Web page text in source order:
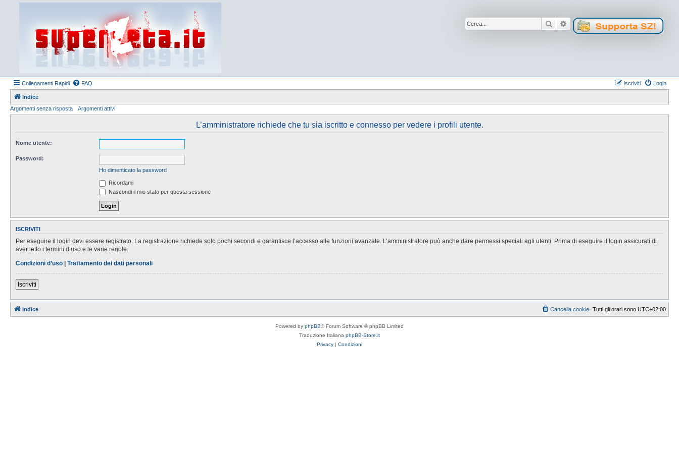
Cerca Ricerca avanzata
Collegamenti Rapidi FAQ Login
Iscriviti
Indice
Argomenti senza risposta
Argomenti attivi
L’amministratore richiede che tu sia iscritto e connesso per vedere i profili utente.
Nome utente:
Password:
Ho dimenticato la password
Ricordami
Nascondi il mio stato per questa sessione
ISCRIVITI
Per eseguire il login devi essere registrato. La registrazione richiede solo pochi secondi e garantisce l’accesso alle funzioni avanzate. L’amministratore può anche dare permessi speciali agli utenti. Prima di eseguire il login assicurati di
aver letto i termini d’uso e le varie regole.
Condizioni d’uso | Trattamento dei dati personali
Iscriviti
Indice Tutti gli orari sono UTC+02:00
Cancella cookie
Powered by phpBB® Forum Software © phpBB Limited
Traduzione Italiana phpBB-Store.it
Privacy | Condizioni